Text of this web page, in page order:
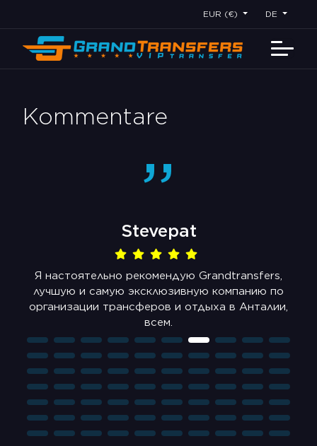
EUR (€) DE
Kommentare
”
Stevepat
Я настоятельно рекомендую Grandtransfers,
лучшую и самую эксклюзивную компанию по
организации трансферов и отдыха в Анталии,
всем.